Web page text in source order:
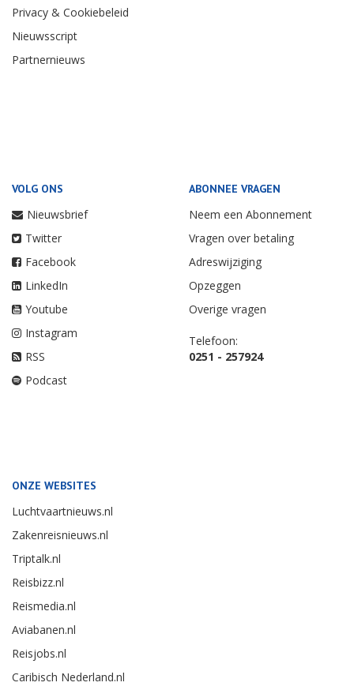
Privacy & Cookiebeleid
Nieuwsscript
Partnernieuws
VOLG ONS
Nieuwsbrief
Twitter
Facebook
LinkedIn
Youtube
Instagram
RSS
Podcast
ABONNEE VRAGEN
Neem een Abonnement
Vragen over betaling
Adreswijziging
Opzeggen
Overige vragen
Telefoon:
0251 - 257924
ONZE WEBSITES
Luchtvaartnieuws.nl
Zakenreisnieuws.nl
Triptalk.nl
Reisbizz.nl
Reismedia.nl
Aviabanen.nl
Reisjobs.nl
Caribisch Nederland.nl